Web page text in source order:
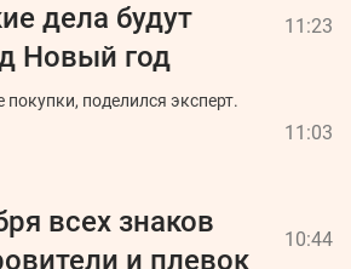
дела будут
Новый год
поделился эксперт.
всех знаков
и плевок
11:23
11:03
10:44